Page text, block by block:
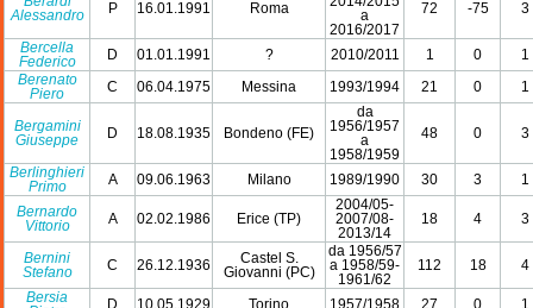
Alessandro
P 16.01.1991 Roma
a
2016/2017
72 -75 3
Bercella
Federico
D 01.01.1991 ? 2010/2011 1 0
1
Berenato
Piero
C 06.04.1975 Messina 1993/1994 21 0 1
Bergamini
Giuseppe
D 18.08.1935 Bondeno (FE)
da
1956/1957
a
1958/1959
48 0 3
Berlinghieri
Primo
A 09.06.1963 Milano 1989/1990 30 3
1
Bernardo
Vittorio
A 02.02.1986 Erice (TP)
2004/05-
2007/08-
2013/14
18 4 3
Bernini
Stefano
C 26.12.1936
Castel S.
Giovanni (PC)
da 1956/57
a 1958/59-
1961/62
112 18
4
Bersia
D 10.05.1929 Torino 1957/1958 27 0
1